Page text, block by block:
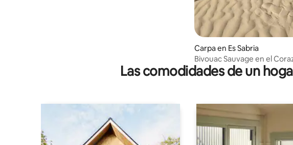
Carpa en Es Sabria
Bivouac Sauvage en el
Desierto Dunas Insólitas
Las comodidades de un